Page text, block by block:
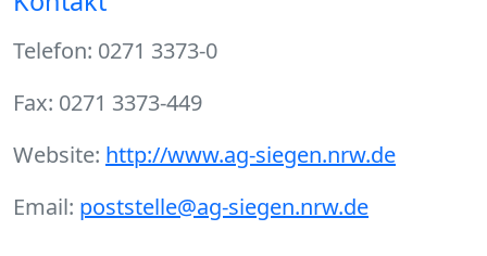
Telefon: 0271 3373-0
Fax: 0271 3373-449
Website: http://www.ag-siegen.nrw.de
Email: poststelle@ag-siegen.nrw.de